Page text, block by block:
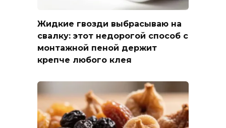
Жидкие гвозди выбрасываю на
свалку: этот недорогой способ с
монтажной пеной держит
крепче любого клея